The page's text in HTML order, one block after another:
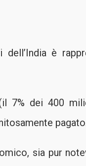
è
7% dei 400
sia pur